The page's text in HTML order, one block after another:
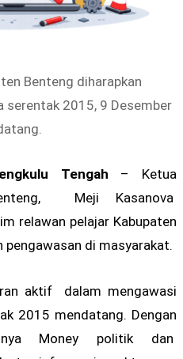
Benteng diharapkan
serentak 2015, 9 Desember
Tengah – Ketua
Meji Kasanova
relawan pelajar Kabupaten
di masyarakat.
aktif dalam mengawasi
2015 mendatang. Dengan
Money politik dan